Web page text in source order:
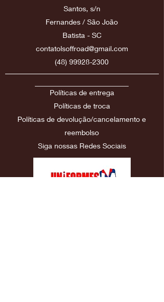
Santos, s/n
Fernandes / São João
Batista - SC
contatolsoffroad@gmail.com
(48) 99928-2300
Políticas de entrega
Políticasde troca
Políticas de devolução/cancelamento e
reembolso
Siga nossas Redes Sociais